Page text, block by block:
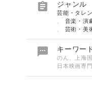
 ジャンル
芸能・タレ
音楽・演
芸術・美
 キーワー
のん、上海
日本映画専